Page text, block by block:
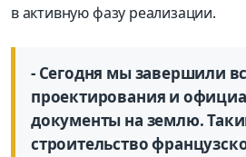
в активную фазу реализации.
- Сегодня мы завершили
проектирования и
документы на землю.
строительство